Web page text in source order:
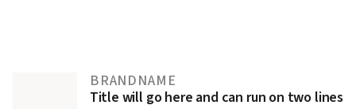
BRANDNAME
Title will go here and can run on two lines